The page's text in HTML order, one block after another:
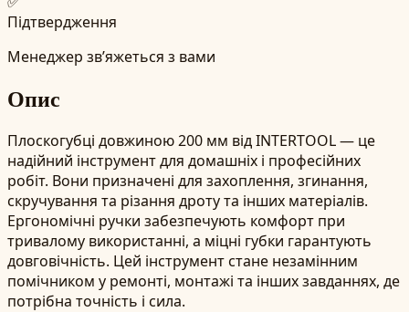
Підтвердження
Менеджер зв’яжеться з вами
Опис
Плоскогубці довжиною 200 мм від INTERTOOL — це
надійний інструмент для домашніх і професійних
робіт. Вони призначені для захоплення, згинання,
скручування та різання дроту та інших матеріалів.
Ергономічні ручки забезпечують комфорт при
тривалому використанні, а міцні губки гарантують
довговічність. Цей інструмент стане незамінним
помічником у ремонті, монтажі та інших завданнях, де
потрібна точність і сила.